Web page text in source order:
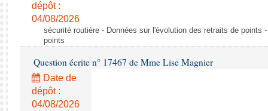
dépôt :
04/08/2026
sécurité routière - Données sur l'évolution des retraits de points
points
Question écrite n° 17467 de Mme Lise Magnier
Date de
dépôt :
04/08/2026